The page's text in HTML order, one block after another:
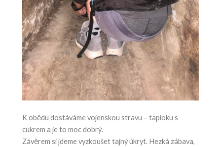
K obědu dostáváme vojenskou stravu – tapioku s
cukrem a je to moc dobrý.
Závěrem si jdeme vyzkoušet tajný úkryt. Hezká zábava,